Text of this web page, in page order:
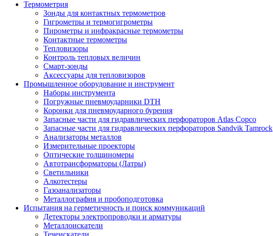
Термометрия
Зонды для контактных термометров
Гигрометры и термогигрометры
Пирометры и инфракрасные термометры
Контактные термометры
Тепловизоры
Контроль тепловых величин
Смарт-зонды
Аксессуары для тепловизоров
Промышленное оборудование и инструмент
Наборы инструмента
Погружные пневмоударники DTH
Коронки для пневмоударного бурения
Запасные части для гидравлических перфораторов Atlas Copco
Запасные части для гидравлических перфораторов Sandvik Tamrock
Анализаторы металлов
Измерительные проекторы
Оптические толщиномеры
Автотрансформаторы (Латры)
Светильники
Алкотестеры
Газоанализаторы
Металлография и пробоподготовка
Испытания на герметичность и поиск коммуникаций
Детекторы электропроводки и арматуры
Металлоискатели
Течеискатели